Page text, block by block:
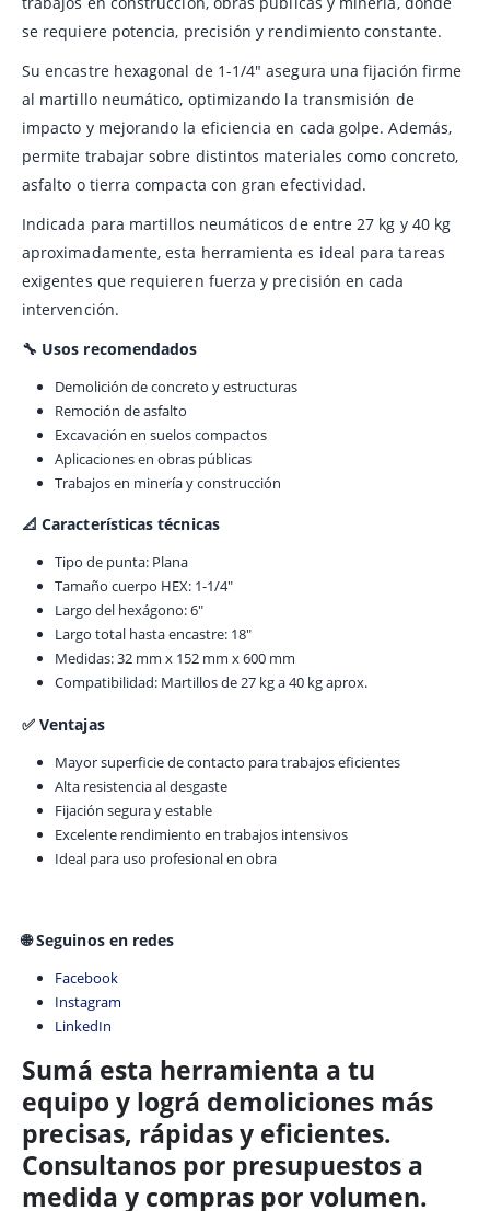
se requiere potencia, precisión y rendimiento constante.
Su encastre hexagonal de 1-1/4″ asegura una fijación firme
al martillo neumático, optimizando la transmisión de
impacto y mejorando la eficiencia en cada golpe. Además,
permite trabajar sobre distintos materiales como concreto,
asfalto o tierra compacta con gran efectividad.
Indicada para martillos neumáticos de entre 27 kg y 40 kg
aproximadamente, esta herramienta es ideal para tareas
exigentes que requieren fuerza y precisión en cada
intervención.
🔧 Usos recomendados
Demolición de concreto y estructuras
Remoción de asfalto
Excavación en suelos compactos
Aplicaciones en obras públicas
Trabajos en minería y construcción
📐 Características técnicas
Tipo de punta: Plana
Tamaño cuerpo HEX: 1-1/4″
Largo del hexágono: 6″
Largo total hasta encastre: 18″
Medidas: 32 mm x 152 mm x 600 mm
Compatibilidad: Martillos de 27 kg a 40 kg aprox.
✅ Ventajas
Mayor superficie de contacto para trabajos eficientes
Alta resistencia al desgaste
Fijación segura y estable
Excelente rendimiento en trabajos intensivos
Ideal para uso profesional en obra
🌐 Seguinos en redes
Facebook
Instagram
LinkedIn
Sumá esta herramienta a tu
equipo y lográ demoliciones más
precisas, rápidas y eficientes.
Consultanos por presupuestos a
medida y compras por volumen.